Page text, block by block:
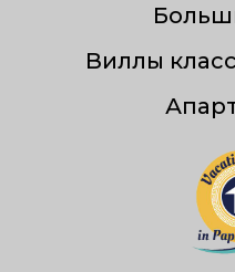
Виллы